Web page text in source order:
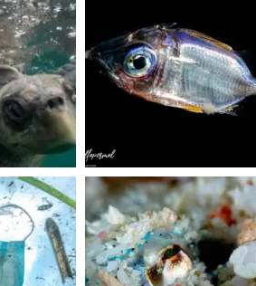
scuba_people_magazine